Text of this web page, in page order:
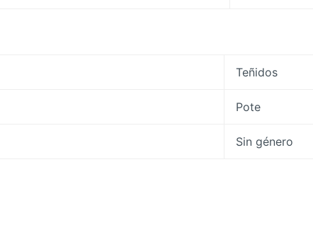
Teñidos
Pote
Sin género